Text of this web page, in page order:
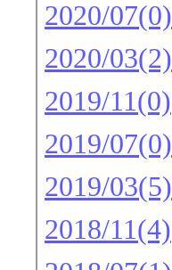
2020/07(0)
2020/03(2)
2019/11(0)
2019/07(0)
2019/03(5)
2018/11(4)